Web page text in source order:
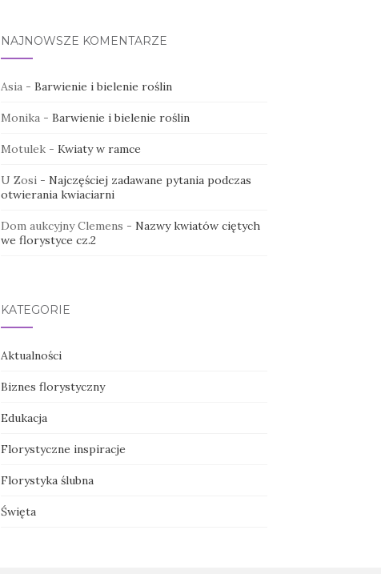
NAJNOWSZE KOMENTARZE
Asia- Barwienie i bielenie roślin
Monika- Barwienie i bielenie roślin
Motulek- Kwiaty w ramce
U Zosi- Najczęściej zadawane pytania podczas
otwierania kwiaciarni
Dom aukcyjny Clemens - Nazwy kwiatów ciętych
we florystyce cz.2
KATEGORIE
Aktualności
Biznes florystyczny
Edukacja
Florystyczne inspiracje
Florystyka ślubna
Święta